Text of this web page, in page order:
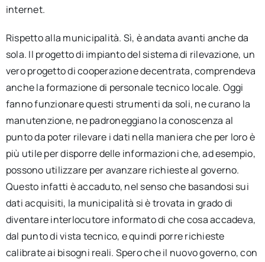
internet.
Rispetto alla municipalità. Sì, è andata avanti anche da
sola. Il progetto di impianto del sistema di rilevazione, un
vero progetto di cooperazione decentrata, comprendeva
anche la formazione di personale tecnico locale. Oggi
fanno funzionare questi strumenti da soli, ne curano la
manutenzione, ne padroneggiano la conoscenza al
punto da poter rilevare i dati nella maniera che per loro è
più utile per disporre delle informazioni che, ad esempio,
possono utilizzare per avanzare richieste al governo.
Questo infatti è accaduto, nel senso che basandosi sui
dati acquisiti, la municipalità si è trovata in grado di
diventare interlocutore informato di che cosa accadeva,
dal punto di vista tecnico, e quindi porre richieste
calibrate ai bisogni reali. Spero che il nuovo governo, con